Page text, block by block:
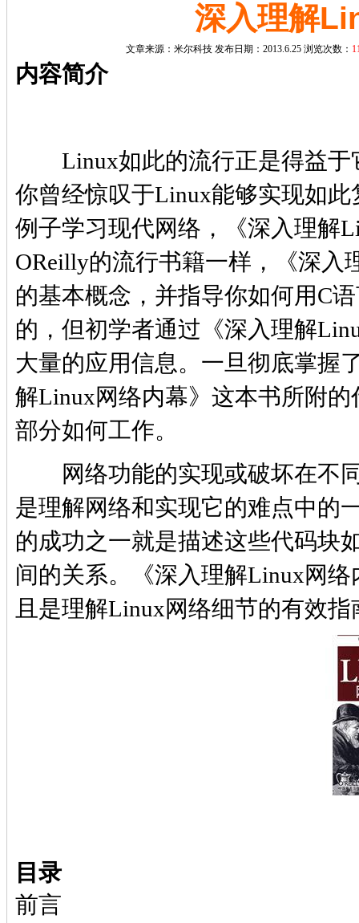
深入理解
文章来源： 米尔科技发布日期：2013.6.25 浏览次数：
内容简介
Linux如此的流行正是得益于
你曾经惊叹于Linux能够实现如
例子学习现代网络，《深入理解
OReilly的流行书籍一样，《深入
的基本概念，并指导你如何用C
的，但初学者通过《深入理解
大量的应用信息。一旦彻底掌握
解Linux网络内幕》这本书所附
部分如何工作。
网络功能的实现或破坏在不同
是理解网络和实现它的难点中的
的成功之一就是描述这些代码块
间的关系。《深入理解Linux网
且是理解Linux网络细节的有效指
目录
前言